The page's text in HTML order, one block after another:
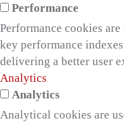
Performance
Performance cookies
key performance
delivering a better user
Analytics
Analytics
Analytical cookies are